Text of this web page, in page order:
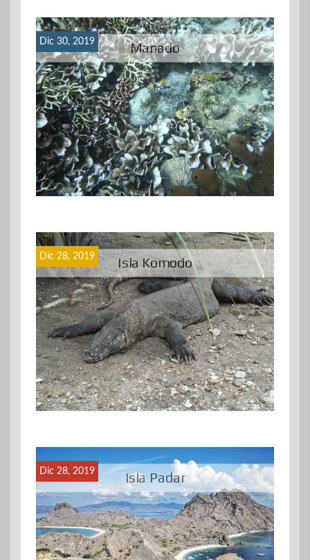
Manado
Dic 30, 2019
Isla Komodo
Dic 28, 2019
Isla Padar
Dic 28, 2019